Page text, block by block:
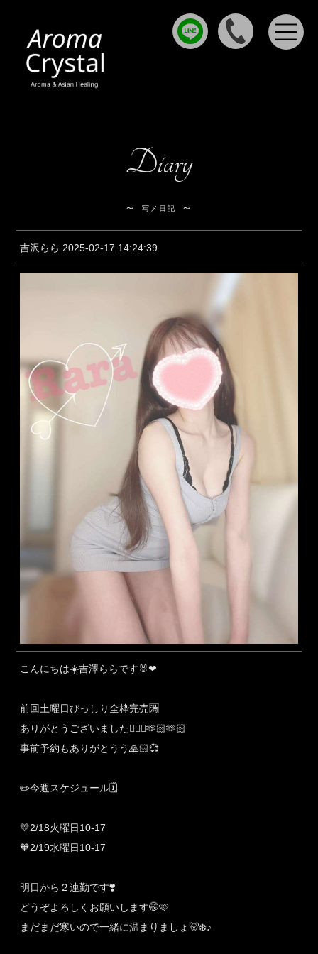
Diary
写メ日記
吉沢らら 2025-02-17 14:24:39
こんにちは☀️吉澤ららです🐰❤︎
前回土曜日びっしり全枠完売🈵
ありがとうございました🙇🏻‍♀️🫶🏻🫶🏻
事前予約もありがとうう🙏🏻💞
✏️今週スケジュール🗓️
💛2/18火曜日10-17
🧡2/19水曜日10-17
明日から２連勤です❣️
どうぞよろしくお願いします🤭🩷
まだまだ寒いので一緒に温まりましょ🐻‍❄️♪